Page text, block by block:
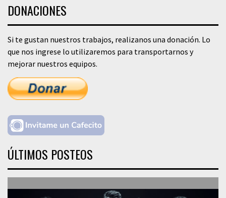
DONACIONES
Si te gustan nuestros trabajos, realizanos una donación. Lo
que nos ingrese lo utilizaremos para transportarnos y
mejorar nuestros equipos.
ÚLTIMOS POSTEOS